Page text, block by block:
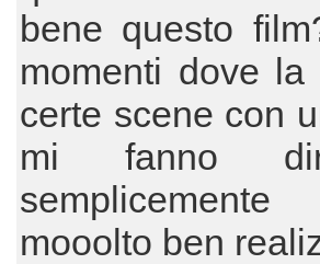
bene questo
momenti dove
certe scene con
mi fanno
mooolto ben